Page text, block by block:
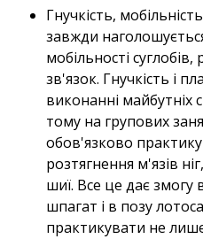
Гнучкість,
завжди
мобільності суглобів,
зв'язок. Гнучкість і
виконанні майбутніх
тому на групових
обов'язково
розтягнення м'язів
шиї. Все це дає змогу
шпагат і в позу
практикувати не